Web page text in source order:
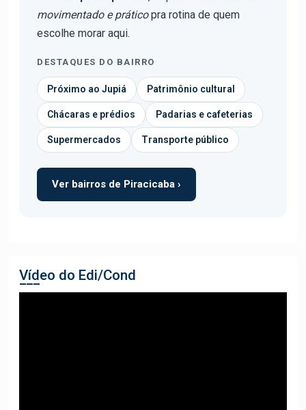
movimentado e práticopra rotina de quem
escolhe morar aqui.
DESTAQUES DO BAIRRO
Próximo ao Jupiá Patrimônio cultural
Chácaras e prédios Padarias e cafeterias
Supermercados Transporte público
Ver bairros de Piracicaba ›
Vídeo do Edi/Cond